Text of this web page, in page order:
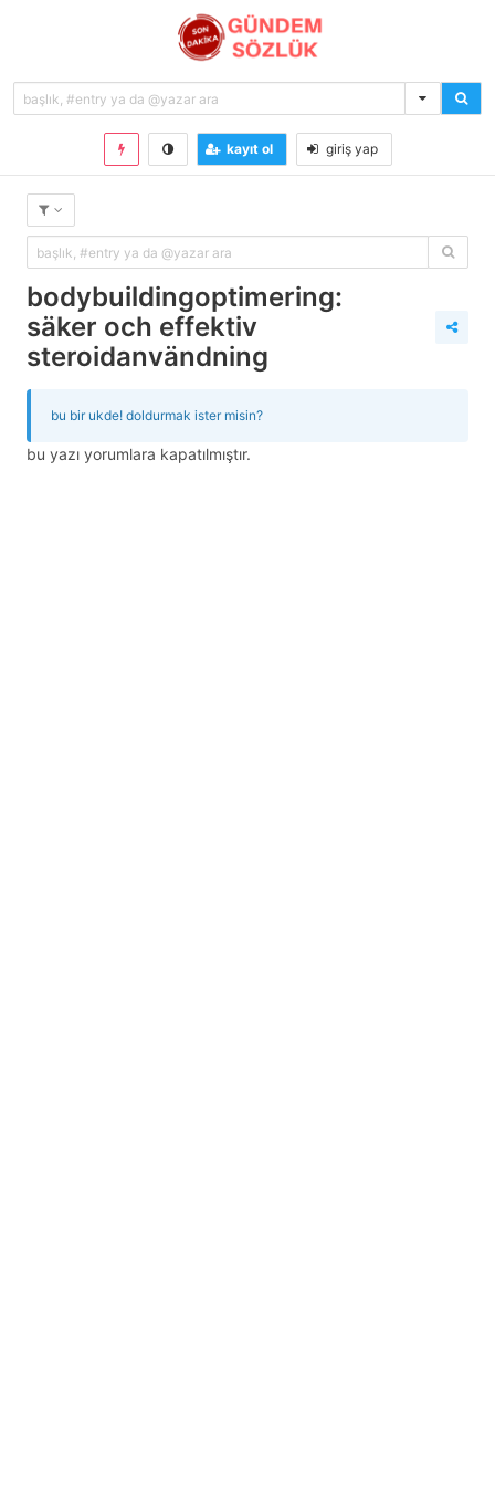
kayıt ol giriş yap
bodybuildingoptimering:
säker och effektiv
steroidanvändning
bu bir ukde! doldurmak ister misin?
bu yazı yorumlara kapatılmıştır.